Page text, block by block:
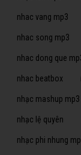
nhac vang mp3
nhac song mp3
nhac dong que
nhac beatbox
nhạc mashup mp3
nhạc lệ quyên
nhạc phi nhung